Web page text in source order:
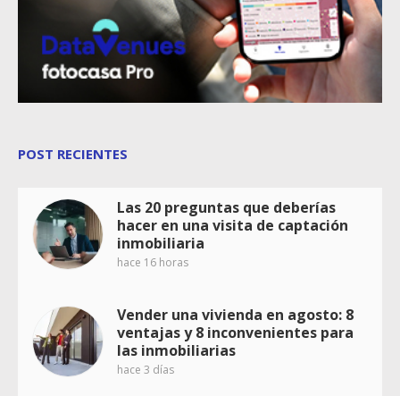
POST RECIENTES
Las 20 preguntas que deberías
hacer en una visita de captación
inmobiliaria
hace 16 horas
Vender una vivienda en agosto: 8
ventajas y 8 inconvenientes para
las inmobiliarias
hace 3 días